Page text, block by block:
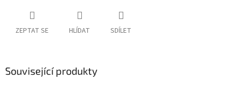
ZEPTAT SE HLÍDAT SDÍLET
Související produkty